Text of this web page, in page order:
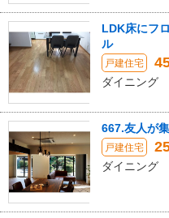
LDK床にフ
ル
戸建住宅
ダイニング
667.友人が
戸建住宅
ダイニング